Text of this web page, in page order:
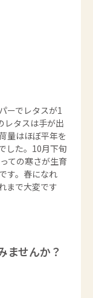
ーでレタスが1
レタスは手が出
量はほぼ平年を
した。10月下旬
ての寒さが生育
す。春になれ
まで大変です
せんか？